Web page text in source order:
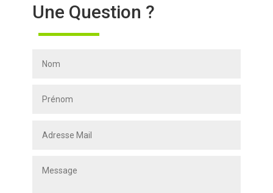
Une Question ?